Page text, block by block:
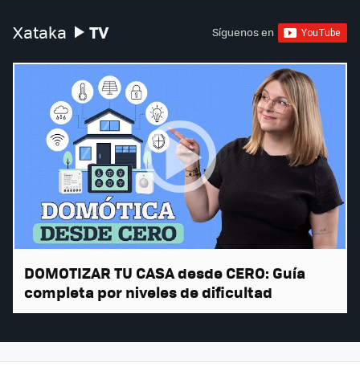
Xataka TV Síguenos en
DOMOTIZAR TU CASA desde CERO: Guía
completa por niveles de dificultad